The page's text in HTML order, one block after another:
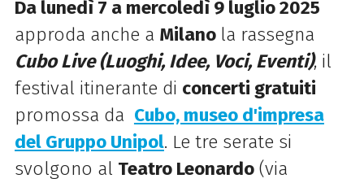
Da lunedì 7 a mercoledì 9 luglio 2025
approda anche a Milano la rassegna
Cubo Live (Luoghi, Idee, Voci, Eventi), il
festival itinerante di concerti gratuiti
promossa da Cubo, museo d'impresa
del Gruppo Unipol. Le tre serate si
svolgono al Teatro Leonardo(via